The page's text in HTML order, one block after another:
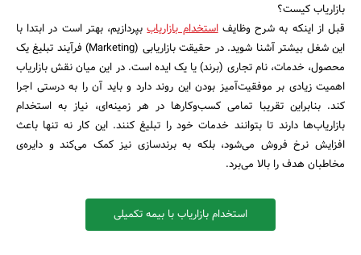
بازاریاب کیست؟
قبل از اینکه به شرح وظایفاستخدام بازاریاببپردازیم، بهتر است در ابتدا با
این شغل بیشتر آشنا شوید. در حقیقت بازاریابی (Marketing) فرآیند تبلیغ یک
محصول، خدمات، نام تجاری (برند) یا یک ایده است. در این میان نقش بازاریاب
اهمیت زیادی بر موفقیت‌آمیز بودن این روند دارد و باید آن را به درستی اجرا
کند. بنابراین تقریبا تمامی کسب‌وکارها در هر زمینه‌ای، نیاز به استخدام
بازاریاب‌ها دارند تا بتوانند خدمات خود را تبلیغ کنند. این کار نه تنها باعث
افزایش نرخ فروش می‌شود، بلکه به برندسازی نیز کمک می‌کند و دایره‌ی
مخاطبان هدف را بالا می‌برد.
استخدام بازاریاب با بیمه تکمیلی